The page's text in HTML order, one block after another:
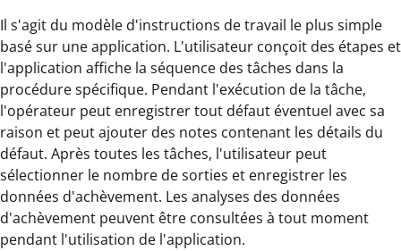
Il s'agit du modèle d'instructions de travail le plus simple
basé sur une application. L'utilisateur conçoit des étapes et
l'application affiche la séquence des tâches dans la
procédure spécifique. Pendant l'exécution de la tâche,
l'opérateur peut enregistrer tout défaut éventuel avec sa
raison et peut ajouter des notes contenant les détails du
défaut. Après toutes les tâches, l'utilisateur peut
sélectionner le nombre de sorties et enregistrer les
données d'achèvement. Les analyses des données
d'achèvement peuvent être consultées à tout moment
pendant l'utilisation de l'application.